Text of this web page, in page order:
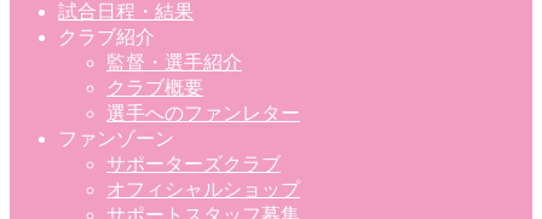
試合日程・結果
クラブ紹介
監督・選手紹介
クラブ概要
選手へのファンレター
ファンゾーン
サポーターズクラブ
オフィシャルショップ
サポートスタッフ募集